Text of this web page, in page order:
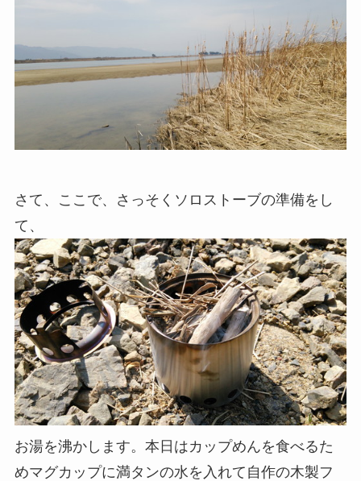
さて、ここで、さっそくソロストーブの準備をし
て、
お湯を沸かします。本日はカップめんを食べるた
めマグカップに満タンの水を入れて自作の木製フ